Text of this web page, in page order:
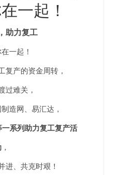
一起！
助力复工
一起！
复产的资金周转，
过难关，
造网、易汇达，
系列助力复工复产活
，
进、共克时艰！